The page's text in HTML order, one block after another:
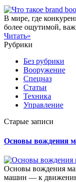
В мире, где
более ощутимой,
Читать»
Рубрики
Без рубрики
Вооружение
Спецназ
Статьи
Техника
Управление
Старые записи
Основы вождения
Основы вождения
машин — к